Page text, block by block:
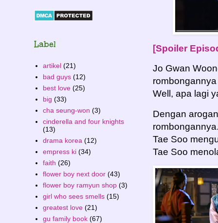
[Spoiler
Jo Gwan
Well, apa lagi
Dengan
Tae Soo
Tae Soo
Label
artikel (21)
bad guys (12)
best love (25)
big (33)
cha seung-won (3)
cinderella and four knights
(13)
drama korea (12)
empress ki (34)
faith (26)
flower boy next door (43)
flower boy ramyun shop (3)
girl who sees smells (15)
greatest love (21)
gu family book (67)